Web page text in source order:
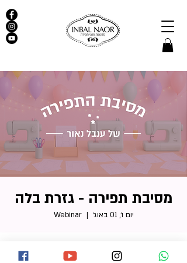
מסיבת תפירה - גזרת בלה
יום ו׳, 01 באוג׳
  |
Webinar
זמן ומיקום